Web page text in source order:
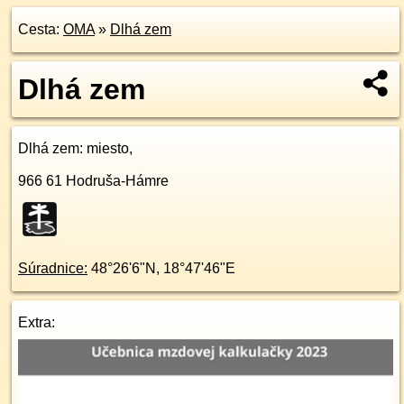
Cesta: OMA» Dlhá zem
Dlhá zem
Dlhá zem: miesto,
966 61 Hodruša-Hámre
Súradnice: 48°26'6"N , 18°47'46"E
Extra: